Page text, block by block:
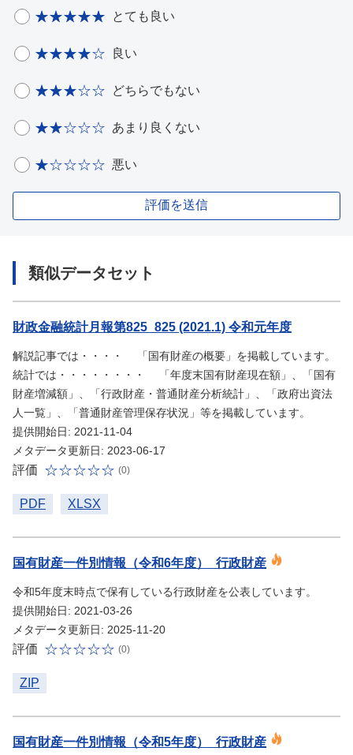
とても良い
良い
どちらでもない
あまり良くない
悪い
評価を送信
類似データセット
財政金融統計月報第825_825 (2021.1) 令和元年度
解説記事では・・・・ 「国有財産の概要」を掲載しています。
統計では・・・・・・・・ 「年度末国有財産現在額」、「国有
財産増減額」、「行政財産・普通財産分析統計」、「政府出資法
人一覧」、「普通財産管理保存状況」等を掲載しています。
提供開始日: 2021-11-04
メタデータ更新日: 2023-06-17
評価 (0)
PDF XLSX
国有財産一件別情報（令和6年度）_行政財産
令和5年度末時点で保有している行政財産を公表しています。
提供開始日: 2021-03-26
メタデータ更新日: 2025-11-20
評価 (0)
ZIP
国有財産一件別情報（令和5年度）_行政財産